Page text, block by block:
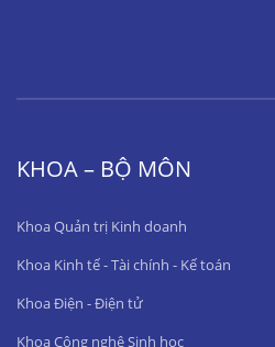
KHOA – BỘ MÔN
Khoa Quản trị Kinh doanh
Khoa Kinh tế - Tài chính - Kế toán
Khoa Điện - Điện tử
Khoa Công nghệ Sinh học